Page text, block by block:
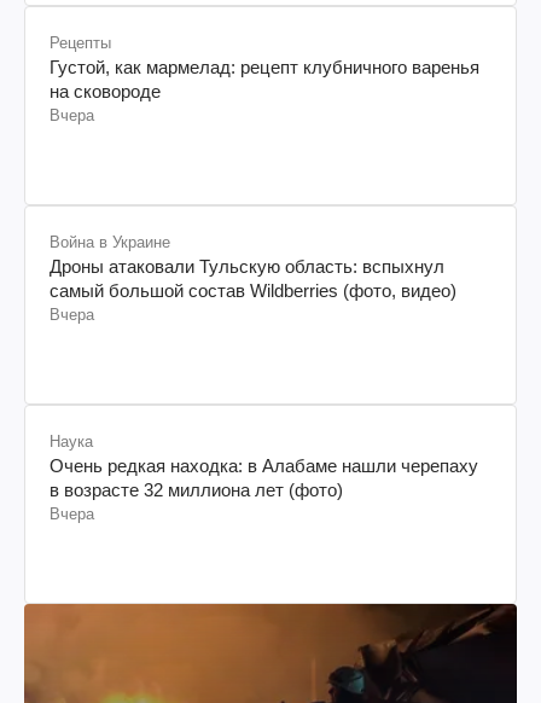
Рецепты
Густой, как мармелад: рецепт клубничного варенья
на сковороде
Вчера
Война в Украине
Дроны атаковали Тульскую область: вспыхнул
самый большой состав Wildberries (фото, видео)
Вчера
Наука
Очень редкая находка: в Алабаме нашли черепаху
в возрасте 32 миллиона лет (фото)
Вчера